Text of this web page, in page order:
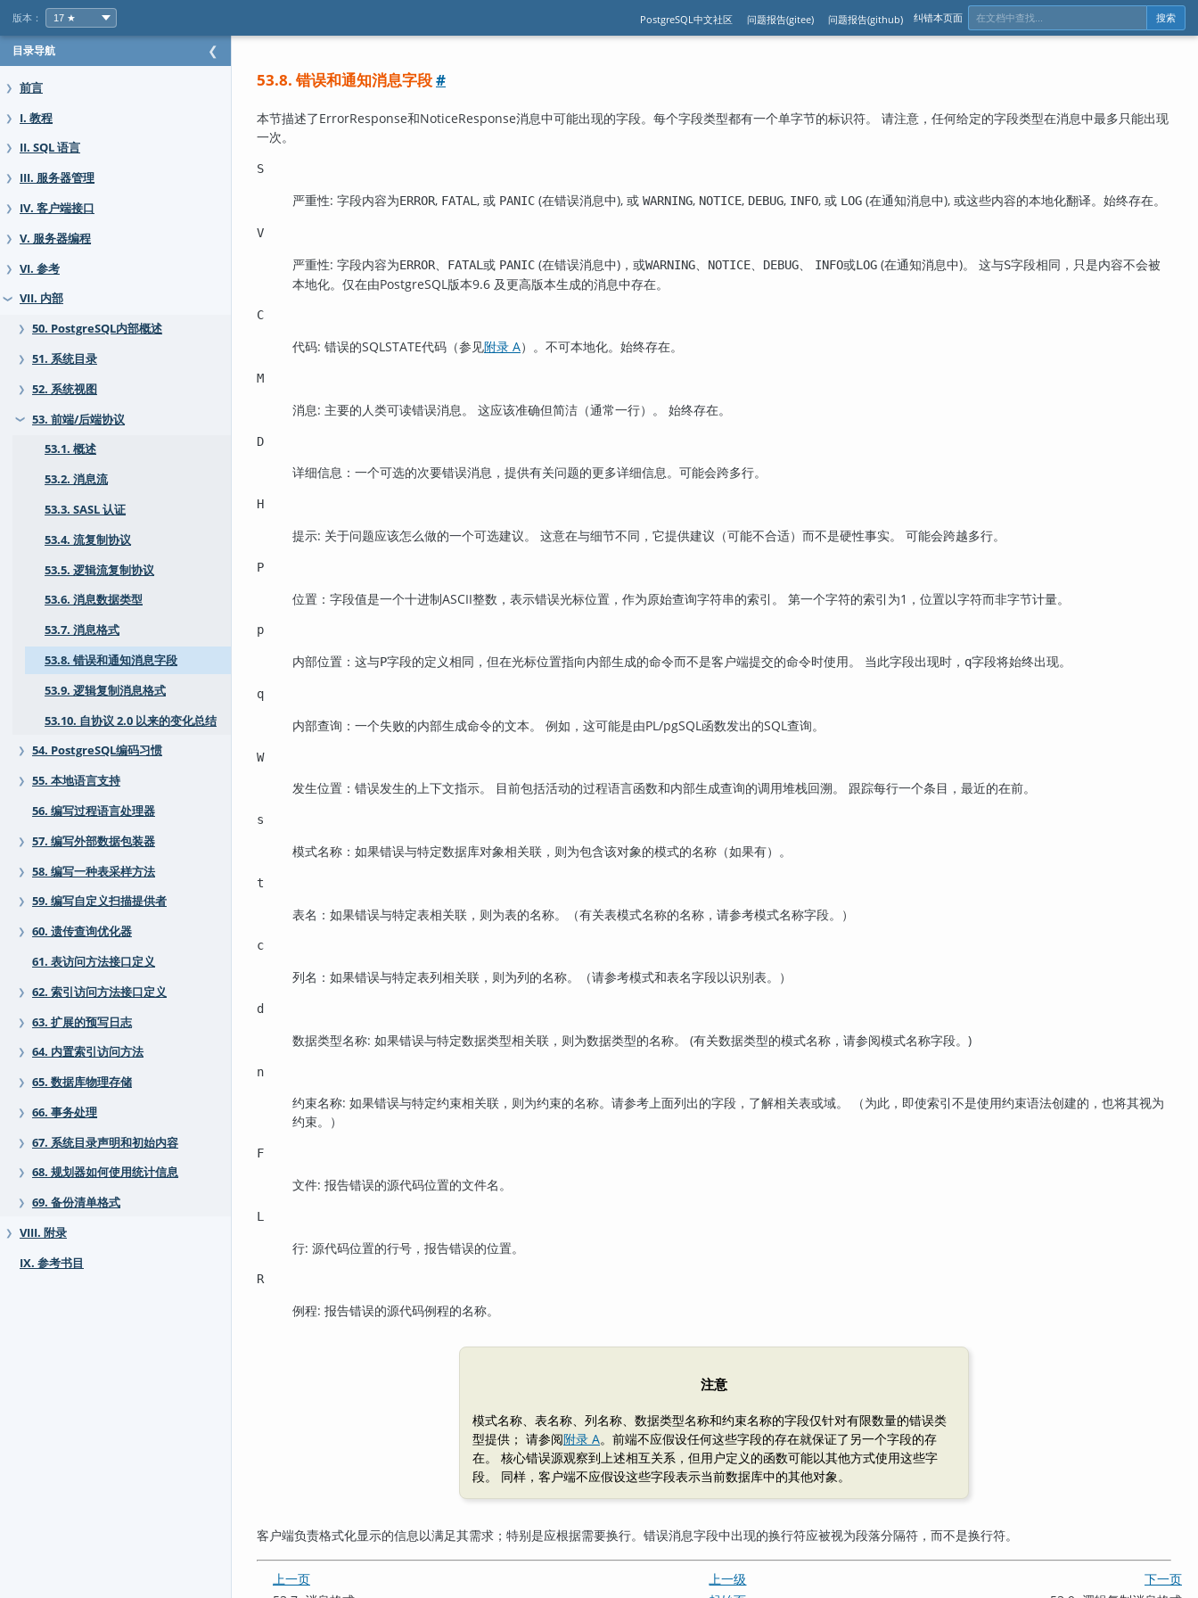
版本： PostgreSQL中文社区 问题报告(gitee) 问题报告(github) 纠错本页面 搜索
目录导航 ❮
❯ 前言
❯ I. 教程
❯ II. SQL 语言
❯ III. 服务器管理
❯ IV. 客户端接口
❯ V. 服务器编程
❯ VI. 参考
❯ VII. 内部
❯ 50. PostgreSQL内部概述
❯ 51. 系统目录
❯ 52. 系统视图
❯
53. 前端/后端协议
53.1. 概述
53.2. 消息流
53.3. SASL 认证
53.4. 流复制协议
53.5. 逻辑流复制协议
53.6. 消息数据类型
53.7. 消息格式
53.8. 错误和通知消息字段
53.9. 逻辑复制消息格式
53.10. 自协议 2.0 以来的变化总结
❯ 54. PostgreSQL编码习惯
❯
55. 本地语言支持
56. 编写过程语言处理器
❯ 57. 编写外部数据包装器
❯ 58. 编写一种表采样方法
❯ 59. 编写自定义扫描提供者
❯
60. 遗传查询优化器
61. 表访问方法接口定义
❯ 62. 索引访问方法接口定义
❯ 63. 扩展的预写日志
❯ 64. 内置索引访问方法
❯ 65. 数据库物理存储
❯ 66. 事务处理
❯ 67. 系统目录声明和初始内容
❯ 68. 规划器如何使用统计信息
❯ 69. 备份清单格式
❯
VIII. 附录
IX. 参考书目
53.8. 错误和通知消息字段#
本节描述了ErrorResponse和NoticeResponse消息中可能出现的字段。每个字段类型都有一个单字节的标识符。 请注意，任何给定的字段类型在消息中最多只能出现
一次。
S
严重性: 字段内容为ERROR, FATAL , 或 PANIC (在错误消息中), 或 WARNING, NOTICE, DEBUG, INFO, 或 LOG (在通知消息中), 或这些内容的本地化翻译。始终存在。
V
严重性: 字段内容为ERROR FATAL 或 PANIC (在错误消息中)，或WARNING NOTICE DEBUG INFO或LOG (在通知消息中)。 这与S字段相同，只是内容不会被
本地化。仅在由PostgreSQL 版本9.6 及更高版本生成的消息中存在。
C
代码: 错误的SQLSTATE代码（参见附录 A）。不可本地化。始终存在。
M
消息: 主要的人类可读错误消息。 这应该准确但简洁（通常一行）。 始终存在。
D
详细信息：一个可选的次要错误消息，提供有关问题的更多详细信息。可能会跨多行。
H
提示: 关于问题应该怎么做的一个可选建议。 这意在与细节不同，它提供建议（可能不合适）而不是硬性事实。 可能会跨越多行。
P
位置：字段值是一个十进制ASCII整数，表示错误光标位置，作为原始查询字符串的索引。 第一个字符的索引为1，位置以字符而非字节计量。
p
内部位置：这与P字段的定义相同，但在光标位置指向内部生成的命令而不是客户端提交的命令时使用。 当此字段出现时， q字段将始终出现。
q
内部查询：一个失败的内部生成命令的文本。 例如，这可能是由PL/pgSQL函数发出的SQL查询。
W
发生位置：错误发生的上下文指示。 目前包括活动的过程语言函数和内部生成查询的调用堆栈回溯。 跟踪每行一个条目，最近的在前。
s
模式名称：如果错误与特定数据库对象相关联，则为包含该对象的模式的名称（如果有）。
t
表名：如果错误与特定表相关联，则为表的名称。（有关表模式名称的名称，请参考模式名称字段。）
c
列名：如果错误与特定表列相关联，则为列的名称。（请参考模式和表名字段以识别表。）
d
数据类型名称: 如果错误与特定数据类型相关联，则为数据类型的名称。 (有关数据类型的模式名称，请参阅模式名称字段。)
n
约束名称: 如果错误与特定约束相关联，则为约束的名称。请参考上面列出的字段，了解相关表或域。 （为此，即使索引不是使用约束语法创建的，也将其视为
约束。）
F
文件: 报告错误的源代码位置的文件名。
L
行: 源代码位置的行号，报告错误的位置。
R
例程: 报告错误的源代码例程的名称。
注意
模式名称、表名称、列名称、数据类型名称和约束名称的字段仅针对有限数量的错误类
型提供； 请参阅附录 A。前端不应假设任何这些字段的存在就保证了另一个字段的存
在。 核心错误源观察到上述相互关系，但用户定义的函数可能以其他方式使用这些字
段。 同样，客户端不应假设这些字段表示当前数据库中的其他对象。
客户端负责格式化显示的信息以满足其需求；特别是应根据需要换行。错误消息字段中出现的换行符应被视为段落分隔符，而不是换行符。
上一页 上一级
下一页